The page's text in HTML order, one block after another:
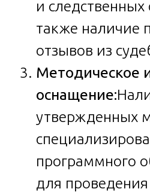
и следственных
также наличие
отзывов из
Методическое
оснащение:
утвержденных
программного
для